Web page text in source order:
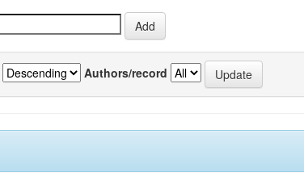
Authors/record